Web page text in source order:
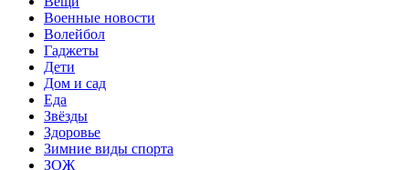
Военные новости
Волейбол
Гаджеты
Дети
Дом и сад
Еда
Звёзды
Здоровье
Зимние виды спорта
ЗОЖ